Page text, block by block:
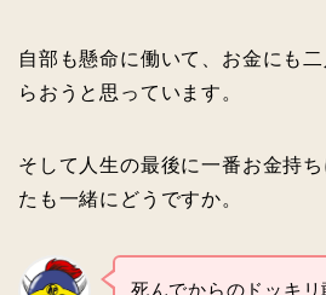
自部も懸命に働いて、お金にも
らおうと思っています。
そして人生の最後に一番お金持
たも一緒にどうですか。
死んでからのドッキ